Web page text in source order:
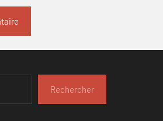
Rechercher